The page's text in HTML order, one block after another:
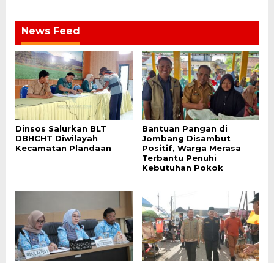
News Feed
Dinsos Salurkan BLT
DBHCHT Diwilayah
Kecamatan Plandaan
Bantuan Pangan di
Jombang Disambut
Positif, Warga Merasa
Terbantu Penuhi
Kebutuhan Pokok